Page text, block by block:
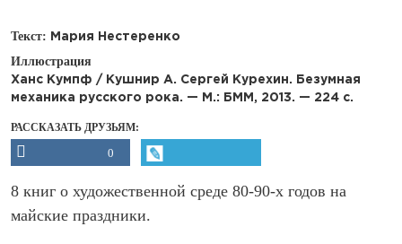
Текст: Мария Нестеренко
Иллюстрация
Ханс Кумпф / Кушнир А. Сергей Курехин. Безумная
механика русского рока. — М.: БММ, 2013. — 224 с.
РАССКАЗАТЬ ДРУЗЬЯМ:
0
8 книг о художественной среде 80-90-х годов на
майские праздники.